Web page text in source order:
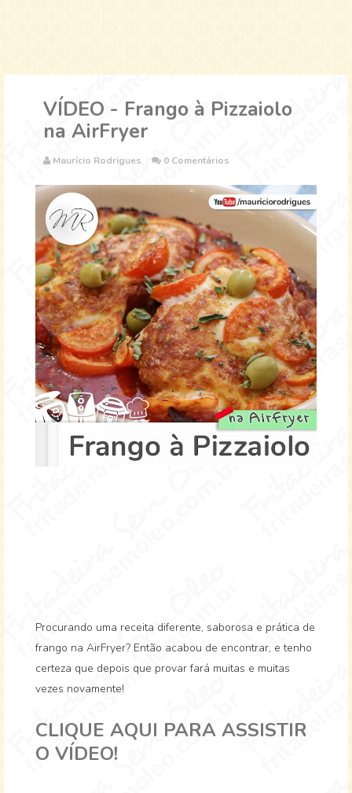
VÍDEO - Frango à Pizzaiolo
na AirFryer
Maurício Rodrigues 0 Comentários
Procurando uma receita diferente, saborosa e prática de
frango na AirFryer? Então acabou de encontrar, e tenho
certeza que depois que provar fará muitas e muitas
vezes novamente!
CLIQUE AQUI PARA ASSISTIR
O VÍDEO!